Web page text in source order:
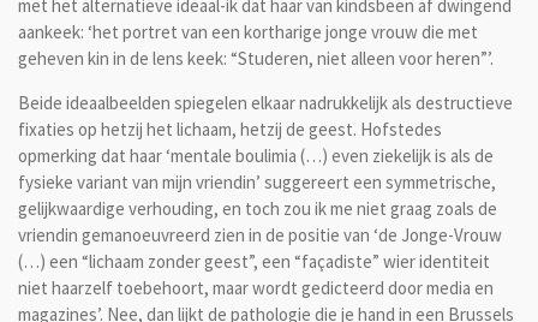
met het alternatieve ideaal-ik dat haar van kindsbeen af dwingend
aankeek: ‘het portret van een kortharige jonge vrouw die met
geheven kin in de lens keek: “Studeren, niet alleen voor heren”’.
Beide ideaalbeelden spiegelen elkaar nadrukkelijk als destructieve
fixaties op hetzij het lichaam, hetzij de geest. Hofstedes
opmerking dat haar ‘mentale boulimia (…) even ziekelijk is als de
fysieke variant van mijn vriendin’ suggereert een symmetrische,
gelijkwaardige verhouding, en toch zou ik me niet graag zoals de
vriendin gemanoeuvreerd zien in de positie van ‘de Jonge-Vrouw
(…) een “lichaam zonder geest”, een “façadiste” wier identiteit
niet haarzelf toebehoort, maar wordt gedicteerd door media en
magazines’. Nee, dan lijkt de pathologie die je hand in een Brussels